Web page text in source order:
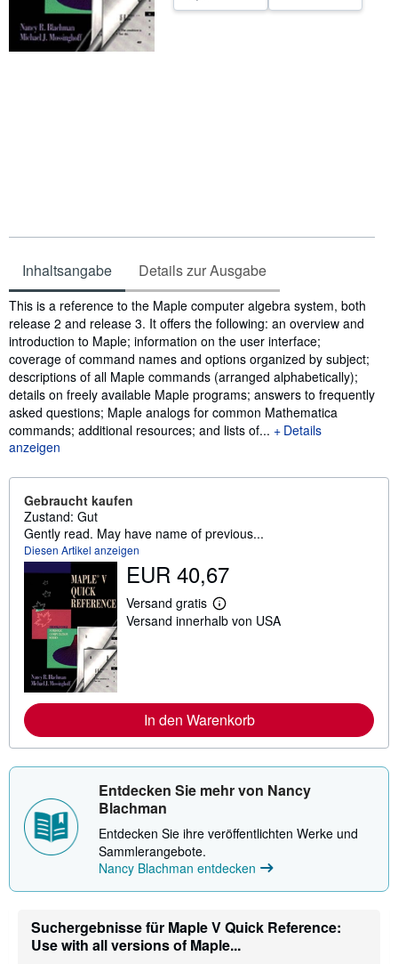
Inhaltsangabe Details zur Ausgabe
Inhaltsangabe
This is a reference to the Maple computer algebra system, both
release 2 and release 3. It offers the following: an overview and
introduction to Maple; information on the user interface;
coverage of command names and options organized by subject;
descriptions of all Maple commands (arranged alphabetically);
details on freely available Maple programs; answers to frequently
asked questions; Maple analogs for common Mathematica
commands; additional resources; and lists of...
Details
anzeigen
Gebraucht kaufen
Zustand: Gut
Gently read. May have name of previous...
Diesen Artikel anzeigen
EUR 40,67
Versand gratis
W
e
I
n
f
m
a
t
n
n
z
u
r
s
Versand innerhalb von USA
In den Warenkorb
Entdecken Sie mehr von Nancy
Blachman
Entdecken Sie ihre veröffentlichten Werke und
Sammlerangebote.
Nancy Blachman entdecken
Suchergebnisse für Maple V Quick Reference:
Use with all versions of Maple...